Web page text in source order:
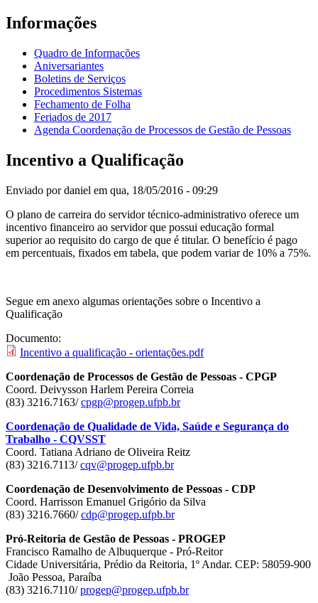
Informações
Quadro de Informações
Aniversariantes
Boletins de Serviços
Procedimentos Sistemas
Fechamento de Folha
Feriados de 2017
Agenda Coordenação de Processos de Gestão de Pessoas
Incentivo a Qualificação
Enviado pordaniel em qua, 18/05/2016 - 09:29
O plano de carreira do servidor técnico-administrativo oferece um
incentivo financeiro ao servidor que possui educação formal
superior ao requisito do cargo de que é titular. O benefício é pago
em percentuais, fixados em tabela, que podem variar de 10% a 75%.
Segue em anexo algumas orientações sobre o Incentivo a
Qualificação
Documento:
Incentivo a qualificação - orientações.pdf
Coordenação de Processos de Gestão de Pessoas - CPGP
Coord. Deivysson Harlem Pereira Correia
(83) 3216.7163/cpgp@progep.ufpb.br
Coordenação de Qualidade de Vida, Saúde e Segurança do
Trabalho - CQVSST
Coord. Tatiana Adriano de Oliveira Reitz
(83) 3216.7113/cqv@progep.ufpb.br
Coordenação de Desenvolvimento de Pessoas - CDP
Coord. Harrisson Emanuel Grigório da Silva
(83) 3216.7660/cdp@progep.ufpb.br
Pró-Reitoria de Gestão de Pessoas - PROGEP
Francisco Ramalho de Albuquerque - Pró-Reitor
Cidade Universitária, Prédio da Reitoria, 1º Andar. CEP: 58059-900
João Pessoa, Paraíba
(83) 3216.7110/progep@progep.ufpb.br